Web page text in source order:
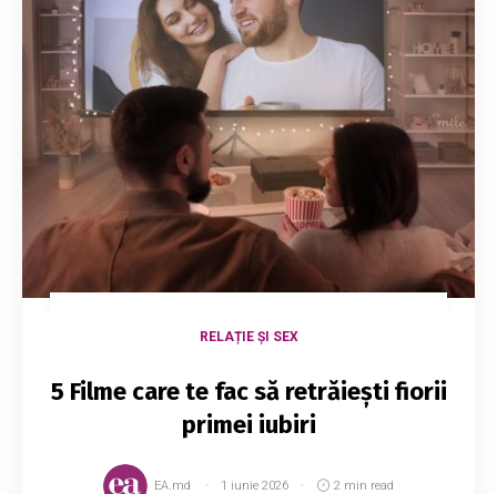
RELAȚIE ȘI SEX
5 Filme care te fac să retrăiești fiorii
primei iubiri
EA.md 1 iunie 2026 2 min read